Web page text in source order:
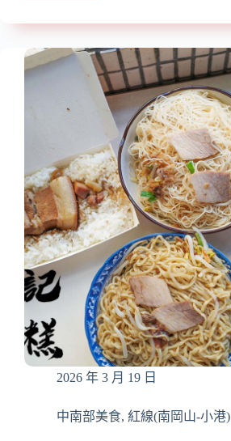
美
｜
成
飯：
傳
承
百
年
四
代
的
在
隊
小
吃，
點
2026 年 3 月 19 日
中南部美食, 紅線(南岡山-小港)